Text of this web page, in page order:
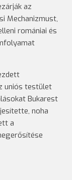
az
Mechanizmust,
romániai és
uniós testület
Bukarest
noha
a